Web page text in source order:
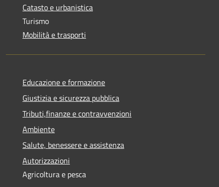
Catasto e urbanistica
Turismo
Mobilità e trasporti
Educazione e formazione
Giustizia e sicurezza pubblica
Tributi,finanze e contravvenzioni
Ambiente
Salute, benessere e assistenza
Autorizzazioni
Agricoltura e pesca